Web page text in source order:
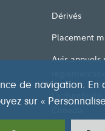
Dérivés
Placement
Avis annuels
La durabilité
de navigation. En
sur «